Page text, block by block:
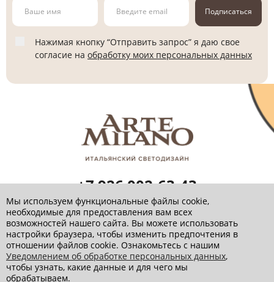
Подписаться
Нажимая кнопку “Отправить запрос” я даю свое
согласие на обработку моих персональных данных
Политика обработки персональных данных
+7 926 002-63-43
Заказать звонок
info@artemilano.ru
Мы используем функциональные файлы cookie,
необходимые для предоставления вам всех
возможностей нашего сайта. Вы можете использовать
настройки браузера, чтобы изменить предпочтения в
отношении файлов cookie. Ознакомьтесь с нашим
Уведомлением об обработке персональных данных,
чтобы узнать, какие данные и для чего мы
обрабатываем.